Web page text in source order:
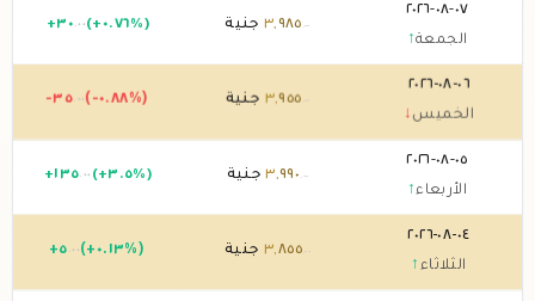
٠٧-٠٨-٢٠٢٦
الجمعة↑
٣,٩٨٥ .٠٠ جنية +٣٠ .٠٠ (+٠.٧٦%)
٠٦-٠٨-٢٠٢٦
الخميس ↓
٣,٩٥٥ جنية -٣٥ .٠٠ (-٠.٨٨%)
٠٥-٠٨-٢٠٢٦
الأربعاء↑
٣,٩٩٠ .٠٠ جنية +١٣٥ .٠٠ (+٣.٥%)
٠٤-٠٨-٢٠٢٦
الثلاثاء ↑
٣,٨٥٥.٠٠ جنية +٥ .٠٠ (+٠.١٣%)